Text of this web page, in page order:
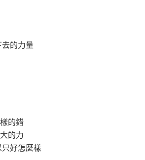
的力量
的錯
的力
好怎麼樣